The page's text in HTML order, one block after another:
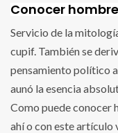
Conocer
Servicio de la
cupif. También se
pensamiento político
aunó la esencia
Como puede conocer
ahí o con este artículo